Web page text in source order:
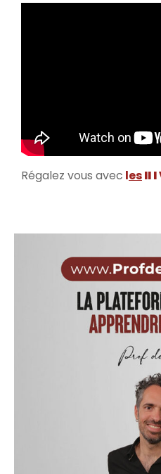
Régalez vous avec lesII